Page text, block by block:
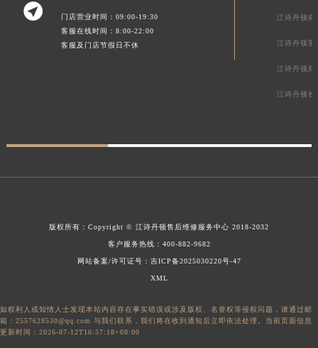

门店营业时间：09:00-19:30
客服在线时间：8:00-22:00
客服及门店节假日不休
江诗丹顿南
江诗丹顿重
江诗丹顿郑
江诗丹顿长
版权所有： Copyright © 江诗丹顿售后维修服务中心 2018-2032
客户服务热线： 400-882-9682
网站备案/许可证号：吉ICP备2025030220号-47
XML
如权利人或知情人士发现本站内容存在事实错误或涉及版权、名誉权等侵权问题，请通过邮
箱：2557628530@qq.com 与我们联系，我们将在收到通知后立即依法处理。当前页面信息
更新时间：2026-07-12T16:57:18+08:00